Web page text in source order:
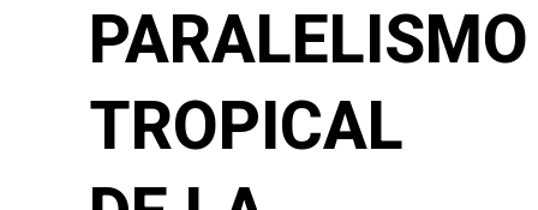
PARALELISMO
TROPICAL